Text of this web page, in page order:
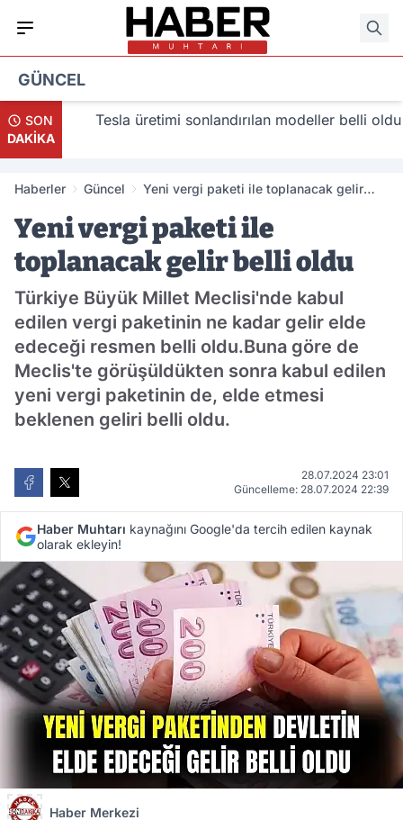
GÜNCEL
SON
DAKİKA
Tesla üretimi sonlandırılan modeller belli oldu
Haberler Güncel
Yeni vergi paketi ile toplanacak gelir
Yeni vergi paketi ile
toplanacak gelir belli oldu
Türkiye Büyük Millet Meclisi'nde kabul
edilen vergi paketinin ne kadar gelir elde
edeceği resmen belli oldu.Buna göre de
Meclis'te görüşüldükten sonra kabul edilen
yeni vergi paketinin de, elde etmesi
beklenen geliri belli oldu.
28.07.2024 23:01
Güncelleme: 28.07.2024 22:39
Haber Muhtarı kaynağını Google'da tercih edilen kaynak
olarak ekleyin!
Haber Merkezi